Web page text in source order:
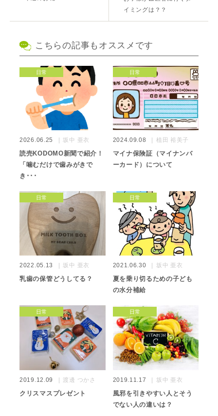
イミングは？？
こちらの記事もオススメです
日常
2026.06.25 坂中 亜衣
読売KODOMO新聞で紹介！
「噛むだけで歯みがきで
き･･･
日常
2024.09.08 植田 裕美子
マイナ保険証（マイナンバ
ーカード）について
日常
2022.05.13 坂中 亜衣
乳歯の保管どうしてる？
日常
2021.06.30 坂中 亜衣
夏を乗り切るための子ども
の水分補給
日常
2019.12.09 渡邊 つかさ
クリスマスプレゼント
日常
2019.11.17 坂中 亜衣
風邪を引きやすい人とそう
でない人の違いは？